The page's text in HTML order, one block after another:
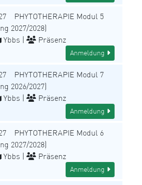
PHYTOTHERAPIE Modul 5
2027/2028)
Ybbs | Präsenz
Anmeldung
PHYTOTHERAPIE Modul 7
2026/2027)
Ybbs | Präsenz
Anmeldung
PHYTOTHERAPIE Modul 6
2027/2028)
Ybbs | Präsenz
Anmeldung